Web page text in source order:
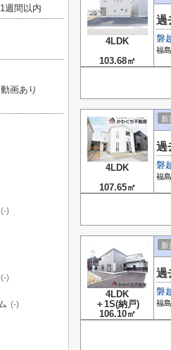
4LDK
103.68㎡
過
磐
福
4LDK
107.65㎡
新
過
磐
福
4LDK
＋1S(納戸)
106.10㎡
新
過
磐
福
1週間以内
動画あり
(-)
(-)
(-)